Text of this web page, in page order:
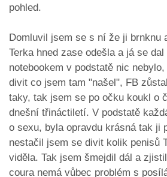
pohled.
Domluvil jsem se s ní že ji brnknu
Terka hned zase odešla a já se
notebookem v podstatě nic
divit co jsem tam "našel", FB
taky, tak jsem se po očku koukl o
dnešní třináctiletí. V podstatě
o sexu, byla opravdu krásná tak ji
nestačil jsem se divit kolik penisů
viděla. Tak jsem šmejdil dál a
coura nemá vůbec problém s